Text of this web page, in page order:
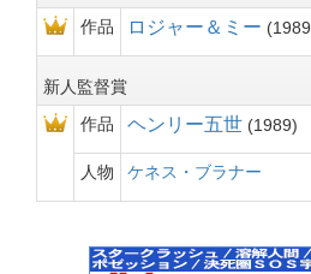
作品
ロジャー＆ミー 1989
新人監督賞
作品
ヘンリー五世 1989
人物 ケネス・ブラナー